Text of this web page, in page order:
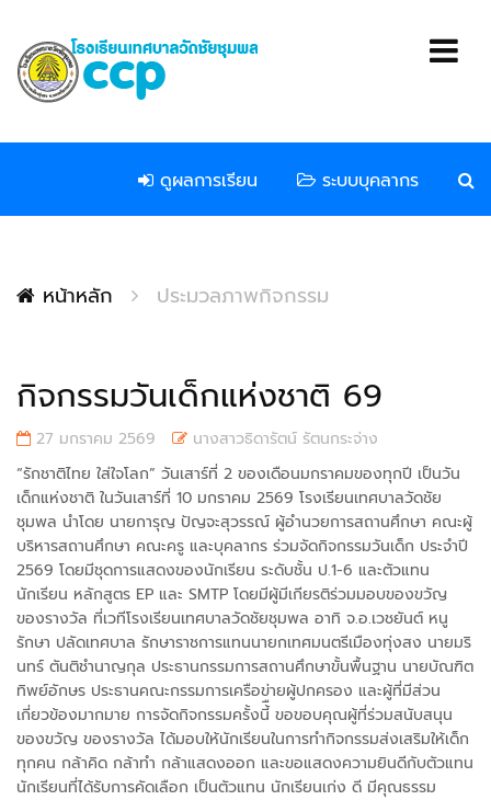
ดูผลการเรียน ระบบบุคลากร
หน้าหลัก ประมวลภาพกิจกรรม
กิจกรรมวันเด็กแห่งชาติ 69
27 มกราคม 2569
นางสาวธิดารัตน์ รัตนกระจ่าง
“รักชาติไทย ใส่ใจโลก” วันเสาร์ที่ 2 ของเดือนมกราคมของทุกปี เป็นวัน
เด็กแห่งชาติ ในวันเสาร์ที่ 10 มกราคม 2569 โรงเรียนเทศบาลวัดชัย
ชุมพล นำโดย นายการุญ ปัญจะสุวรรณ์ ผู้อำนวยการสถานศึกษา คณะผู้
บริหารสถานศึกษา คณะครู และบุคลากร ร่วมจัดกิจกรรมวันเด็ก ประจำปี
2569 โดยมีชุดการแสดงของนักเรียน ระดับชั้น ป.1-6 และตัวแทน
นักเรียน หลักสูตร EP และ SMTP โดยมีผู้มีเกียรติร่วมมอบของขวัญ
ของรางวัล ที่เวทีโรงเรียนเทศบาลวัดชัยชุมพล อาทิ จ.อ.เวชยันต์ หนู
รักษา ปลัดเทศบาล รักษาราชการแทนนายกเทศมนตรีเมืองทุ่งสง นายมริ
นทร์ ตันติชำนาญกุล ประธานกรรมการสถานศึกษาขั้นพื้นฐาน นายบัณฑิต
ทิพย์อักษร ประธานคณะกรรมการเครือข่ายผู้ปกครอง และผู้ที่มีส่วน
เกี่ยวข้องมากมาย การจัดกิจกรรมครั้งนี้ื ขอขอบคุณผู้ที่ร่วมสนับสนุน
ของขวัญ ของรางวัล ได้มอบให้นักเรียนในการทำกิจกรรมส่งเสริมให้เด็ก
ทุกคน กล้าคิด กล้าทำ กล้าแสดงออก และขอแสดงความยินดีกับตัวแทน
นักเรียนที่ได้รับการคัดเลือก เป็นตัวแทน นักเรียนเก่ง ดี มีคุณธรรม